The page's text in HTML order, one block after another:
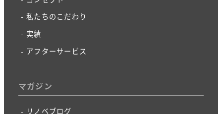
私たちのこだわり
実績
アフターサービス
マガジン
リノベブログ